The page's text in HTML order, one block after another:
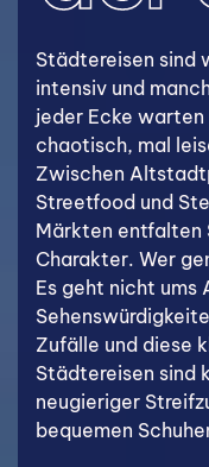
Städtereisen sind
intensiv und
jeder Ecke
chaotisch, mal
Zwischen
Streetfood und
Märkten entfalten
Charakter. Wer
Es geht nicht ums
Zufälle und diese
Städtereisen sind
neugieriger
bequemen